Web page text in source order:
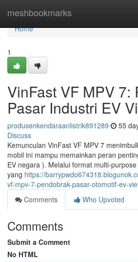
meshbookmarks
Home
Home
1
VinFast VF MPV 7:
Pasar Industri EV
produsenkendaraanlistrik891289 55
Discuss
Kemunculan VinFast VF MPV 7
mobil ini mampu memainkan peran
EV negara ). Melalui format multi-
yang https://
vf-mpv-7-pendobrak-pasar-otomotif-ev-
Comments
Who Upvoted
Comments
Submit a Comment
No HTML